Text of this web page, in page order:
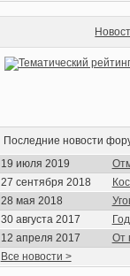
Последние новости
19 июля 2019
27 сентября 2018
28 мая 2018
30 августа 2017
12 апреля 2017
От
Все новости >